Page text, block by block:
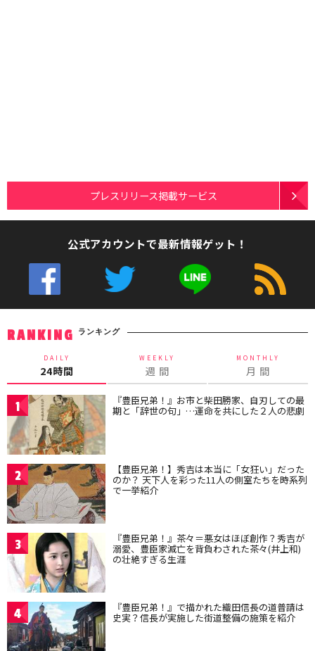
プレスリリース掲載サービス
公式アカウントで最新情報ゲット！
RANKING ランキング
DAILY
24時間
WEEKLY
週 間
MONTHLY
月 間
1 『豊臣兄弟！』お市と柴田勝家、自刃しての最
期と「辞世の句」…運命を共にした２人の悲劇
2 【豊臣兄弟！】秀吉は本当に「女狂い」だった
のか？ 天下人を彩った11人の側室たちを時系列
で一挙紹介
3 『豊臣兄弟！』茶々＝悪女はほぼ創作？秀吉が
溺愛、豊臣家滅亡を背負わされた茶々(井上和)
の壮絶すぎる生涯
4 『豊臣兄弟！』で描かれた織田信長の道普請は
史実？信長が実施した街道整備の施策を紹介